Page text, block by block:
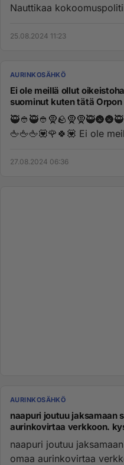
Nauttikaa
25.08.2024 11:23
AURINKOSÄHKÖ
Ei ole meillä ollut
suominut kuten tätä
🖕🖕🖕💟🌹🍀💟 Ei ole
27.08.2024 06:36
AURINKOSÄHKÖ
naapuri joutuu jaksamaan
aurinkovirtaa verkkoon.
naapuri joutuu
omaa aurinkovirtaa